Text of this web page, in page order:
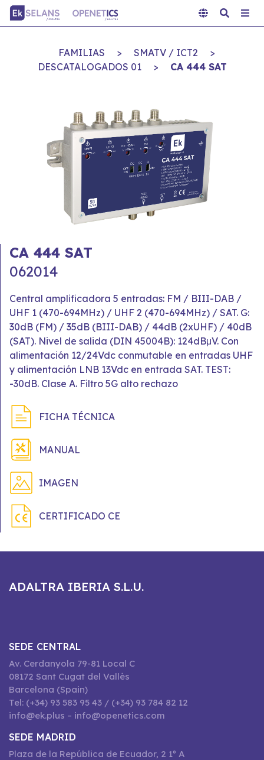
FAMILIAS > SMATV / ICT2
>
DESCATALOGADOS 01
> CA 444 SAT
CA 444 SAT
062014
Central amplificadora 5 entradas: FM / BIII-DAB /
UHF 1 (470-694MHz) / UHF 2 (470-694MHz) / SAT. G:
30dB (FM) / 35dB (BIII-DAB) / 44dB (2xUHF) / 40dB
(SAT). Nivel de salida (DIN 45004B): 124dBμV. Con
alimentación 12/24Vdc conmutable en entradas UHF
y alimentación LNB 13Vdc en entrada SAT. TEST:
-30dB. Clase A. Filtro 5G alto rechazo
FICHA TÉCNICA
MANUAL
IMAGEN
CERTIFICADO CE
ADALTRA IBERIA S.L.U.
SEDE CENTRAL
Av. Cerdanyola 79-81 Local C
08172 Sant Cugat del Vallès
Barcelona (Spain)
Tel: (+34) 93 583 95 43 / (+34) 93 784 82 12
info@ek.plus – info@openetics.com
SEDE MADRID
Plaza de la República de Ecuador, 2 1º A